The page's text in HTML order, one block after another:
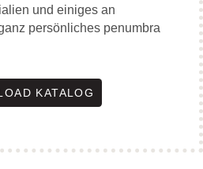
und einiges an
persönliches penumbra
KATALOG